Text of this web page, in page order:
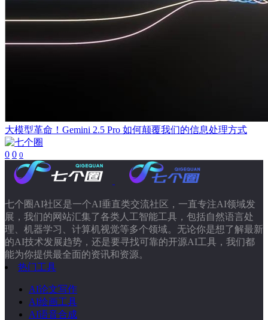
大模型革命！Gemini 2.5 Pro 如何颠覆我们的信息处理方式
0 0 0
七个圈AI社区是一个AI垂直类交流社区，一直专注AI领域发
展，我们的网站汇集了各类人工智能工具，包括自然语言处
理、机器学习、计算机视觉等多个领域。无论你是想了解最新
的AI技术发展趋势，还是要寻找可靠的开源AI工具，我们都
能为你提供最全面的资讯和资源。
热门工具
AI论文写作
AI绘画工具
AI语音合成